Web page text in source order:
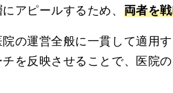
アピールするため、 両者を
の運営全般に一貫して適用
を反映させることで、医院